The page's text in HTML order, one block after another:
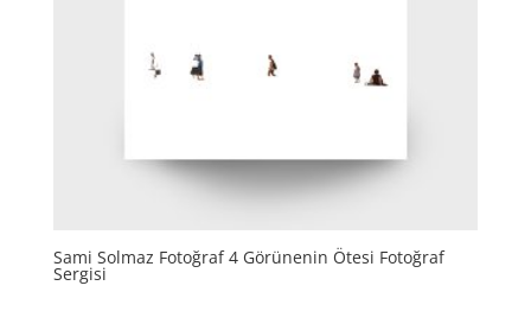
Sami Solmaz Fotoğraf 4 Görünenin Ötesi Fotoğraf
Sergisi